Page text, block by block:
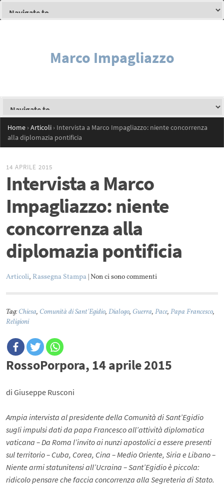
Marco Impagliazzo
Home › Articoli › Intervista a Marco Impagliazzo: niente concorrenza
alla diplomazia pontificia
14 APRILE 2015
Intervista a Marco
Impagliazzo: niente
concorrenza alla
diplomazia pontificia
Articoli, Rassegna Stampa| Non ci sono commenti
Tag:Chiesa, Comunità di Sant'Egidio,Dialogo, Guerra,Pace,Papa Francesco,
Religioni
RossoPorpora, 14 aprile 2015
di Giuseppe Rusconi
Ampia intervista al presidente della Comunità di Sant’Egidio
sugli impulsi dati da papa Francesco all’attività diplomatica
vaticana – Da Roma l’invito ai nunzi apostolici a essere presenti
sul territorio – Cuba, Corea, Cina – Medio Oriente, Siria e Libano –
Niente armi statunitensi all’Ucraina – Sant’Egidio è piccola:
ridicolo pensare che faccia concorrenza alla Segreteria di Stato.